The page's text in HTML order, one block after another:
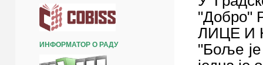
ИНФОРМАТОР О РАДУ
"Добро"
ЛИЦЕ И
"Боље је